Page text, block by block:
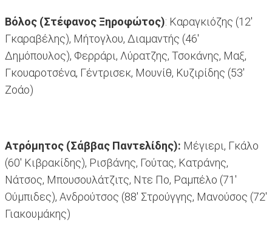
Βόλος (Στέφανος Ξηροφώτος): Καραγκιόζης (12'
Γκαραβέλης), Μήτογλου, Διαμαντής (46'
Δημόπουλος), Φερράρι, Λύρατζης, Τσοκάνης, Μαξ,
Γκουαροτσένα, Γέντρισεκ, Μουνίθ, Κυζιρίδης (53'
Ζοάο)
Ατρόμητος (Σάββας Παντελίδης): Μέγιερι, Γκάλο
(60' Κιβρακίδης), Ρισβάνης, Γούτας, Κατράνης,
Νάτσος, Μπουσουλάτζιτς, Ντε Πο, Ραμπέλο (71'
Ούμπιδες), Ανδρούτσος (88' Στρούγγης, Μανούσος (72'
Γιακουμάκης)